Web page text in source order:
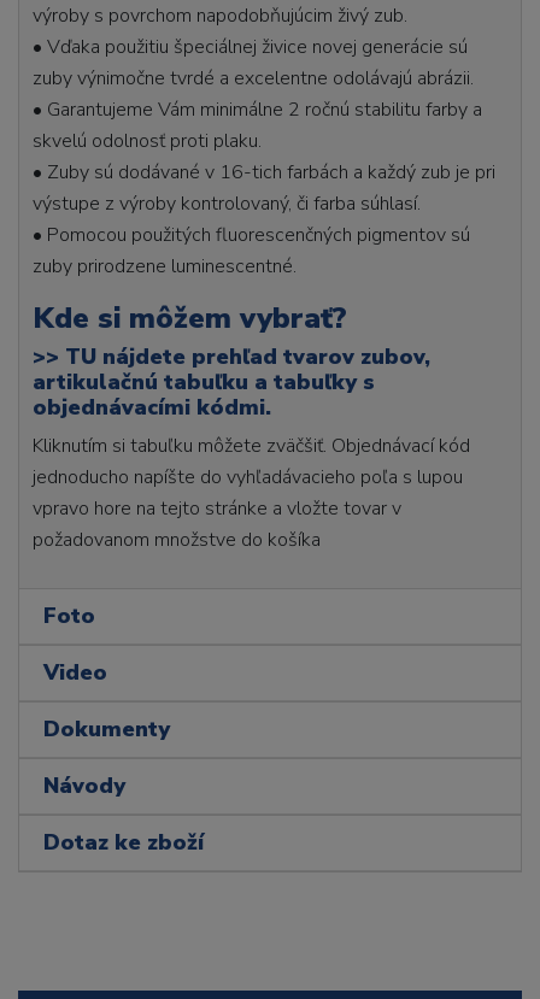
výroby s povrchom napodobňujúcim živý zub.
• Vďaka použitiu špeciálnej živice novej generácie sú
zuby výnimočne tvrdé a excelentne odolávajú abrázii.
• Garantujeme Vám minimálne 2 ročnú stabilitu farby a
skvelú odolnosť proti plaku.
• Zuby sú dodávané v 16-tich farbách a každý zub je pri
výstupe z výroby kontrolovaný, či farba súhlasí.
• Pomocou použitých fluorescenčných pigmentov sú
zuby prirodzene luminescentné.
Kde si môžem vybrať?
>> TU nájdete prehľad tvarov zubov,
artikulačnú tabuľku a tabuľky s
objednávacími kódmi.
Kliknutím si tabuľku môžete zväčšiť. Objednávací kód
jednoducho napíšte do vyhľadávacieho poľa s lupou
vpravo hore na tejto stránke a vložte tovar v
požadovanom množstve do košíka
Foto
Video
Dokumenty
Návody
Dotaz ke zboží